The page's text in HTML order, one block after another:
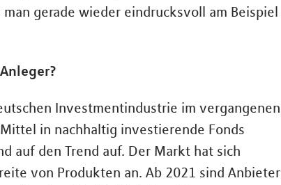
gerade wieder eindrucksvoll am Beispiel
Investmentindustrie im vergangenen
in nachhaltig investierende Fonds
auf den Trend auf. Der Markt hat sich
von Produkten an. Ab 2021 sind Anbieter